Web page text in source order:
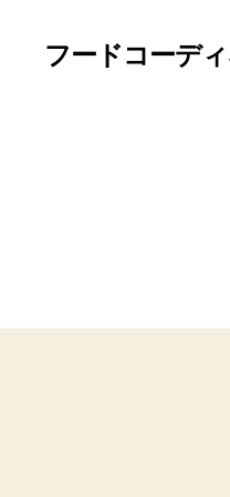
フードコーデ